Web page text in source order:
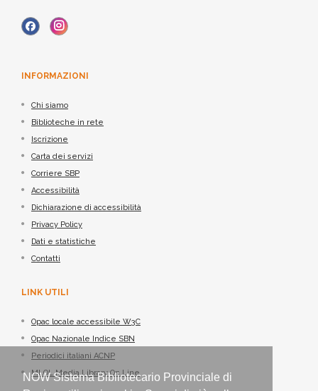
NOW Sistema Bibliotecario Provinciale di
INFORMAZIONI
Chi siamo
Biblioteche in rete
Iscrizione
Carta dei servizi
Corriere SBP
Accessibilità
Dichiarazione di accessibilità
Privacy Policy
Dati e statistiche
Contatti
LINK UTILI
Opac locale accessibile W3C
Opac Nazionale Indice SBN
Periodici italiani ACNP
MLOL Media Library On Line